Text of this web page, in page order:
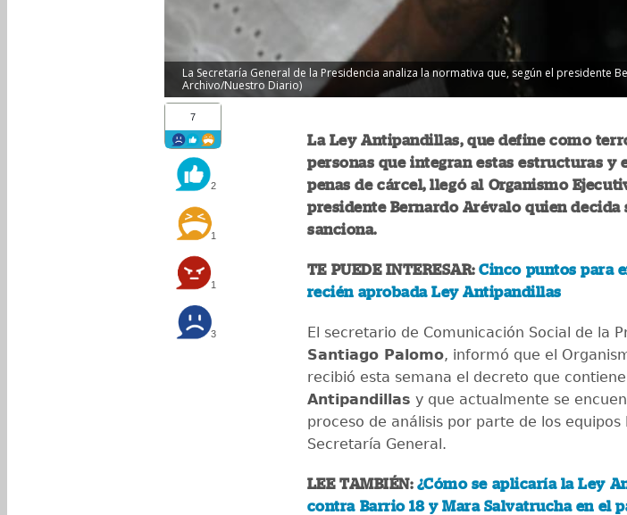
La Secretaría General de la Presidencia analiza la normativa que, según el
Archivo/Nuestro Diario)
7
2
1
1
3
La Ley Antipandillas, que define como
personas que integran estas estructuras y
penas de cárcel, llegó al Organismo
presidente Bernardo Arévalo quien decida
sanciona.
TE PUEDE INTERESAR:Cinco puntos para
recién aprobada Ley Antipandillas
El secretario de Comunicación Social de la
Santiago Palomo, informó que el
recibió esta semana el decreto que
Antipandillas y que actualmente se
proceso de análisis por parte de los equipos
Secretaría General.
LEE TAMBIÉN: ¿Cómo se aplicaría la Ley
contra Barrio 18 y Mara Salvatrucha en el